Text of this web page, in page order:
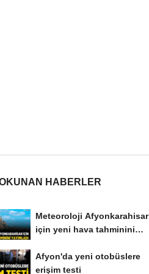
HABERLER
Meteoroloji Afyonkarahisar
için yeni hava tahminini
Afyon'da yeni otobüslere
erişim testi